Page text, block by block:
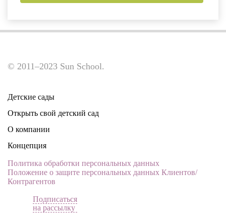
© 2011–2023 Sun School.
Детские сады
Открыть свой детский сад
О компании
Концепция
Политика обработки персональных данных
Положение о защите персональных данных Клиентов/
Контрагентов
Подписаться
на рассылку